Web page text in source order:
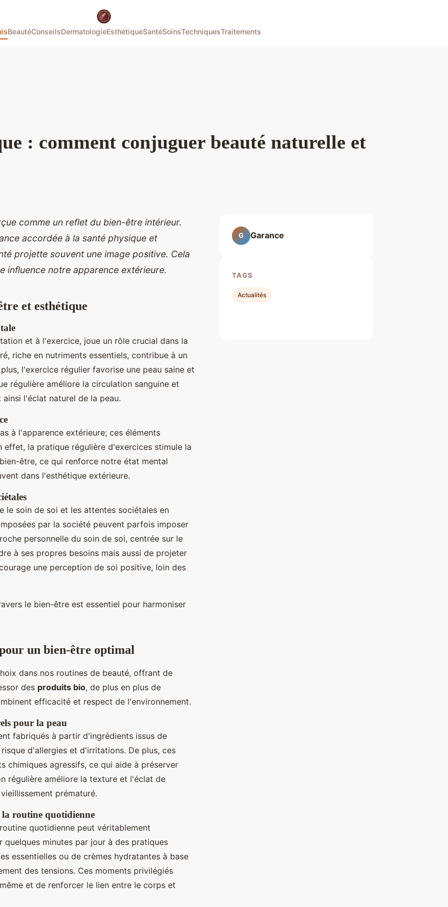
BeautéConseilsDermatologieEsthétiqueSantéSoinsTechniquesTraitements
: comment conjuguer beauté naturelle et
comme un reflet du bien-être intérieur.
accordée à la santé physique et
projette souvent une image positive. Cela
influence notre apparence extérieure.
et esthétique
et à l'exercice, joue un rôle crucial dans la
riche en nutriments essentiels, contribue à un
l'exercice régulier favorise une peau saine et
régulière améliore la circulation sanguine et
l'éclat naturel de la peau.
à l'apparence extérieure; ces éléments
la pratique régulière d'exercices stimule la
être, ce qui renforce notre état mental
dans l'esthétique extérieure.
le soin de soi et les attentes sociétales en
par la société peuvent parfois imposer
personnelle du soin de soi, centrée sur le
à ses propres besoins mais aussi de projeter
une perception de soi positive, loin des
le bien-être est essentiel pour harmoniser
un bien-être optimal
dans nos routines de beauté, offrant de
des produits bio, de plus en plus de
efficacité et respect de l'environnement.
pour la peau
fabriqués à partir d'ingrédients issus de
d'allergies et d'irritations. De plus, ces
chimiques agressifs, ce qui aide à préserver
régulière améliore la texture et l'éclat de
prématuré.
la routine quotidienne
quotidienne peut véritablement
minutes par jour à des pratiques
essentielles ou de crèmes hydratantes à base
des tensions. Ces moments privilégiés
et de renforcer le lien entre le corps et
G Garance
TAGS
Actualités